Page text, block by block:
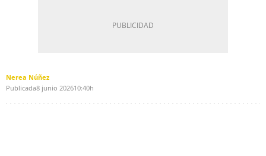
Nerea Núñez
Publicada8 junio 202610:40h